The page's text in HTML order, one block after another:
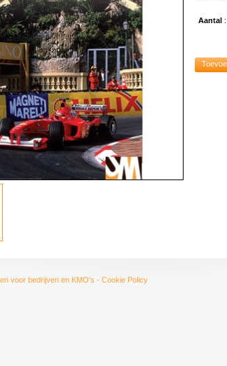
Aantal :
voor bedrijven en KMO's - Cookie Policy